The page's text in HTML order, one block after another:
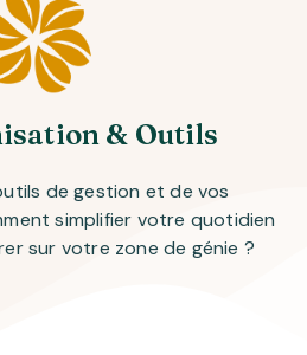
& Outils
de gestion et de vos
simplifier votre quotidien
sur votre zone de génie ?